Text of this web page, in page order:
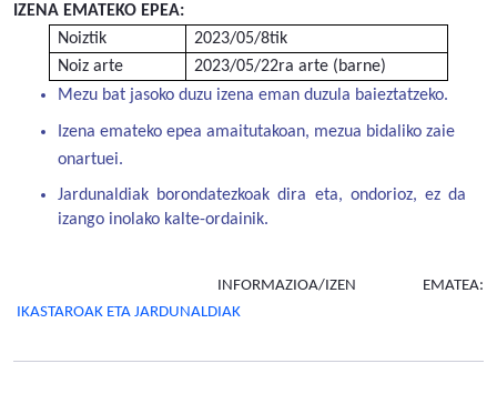
IZENA EMATEKO EPEA: ­
Noiztik
2023/05/8tik
Noiz arte
2023/05/22ra arte (barne)
Mezu bat jasoko duzu izena eman duzula baieztatzeko.
Izena emateko epea amaitutakoan, mezua bidaliko zaie
onartuei.
Jardunaldiak borondatezkoak dira eta, ondorioz, ez da
izango inolako kalte-ordainik.
INFORMAZIOA/IZEN EMATEA:
IKASTAROAK ETA JARDUNALDIAK